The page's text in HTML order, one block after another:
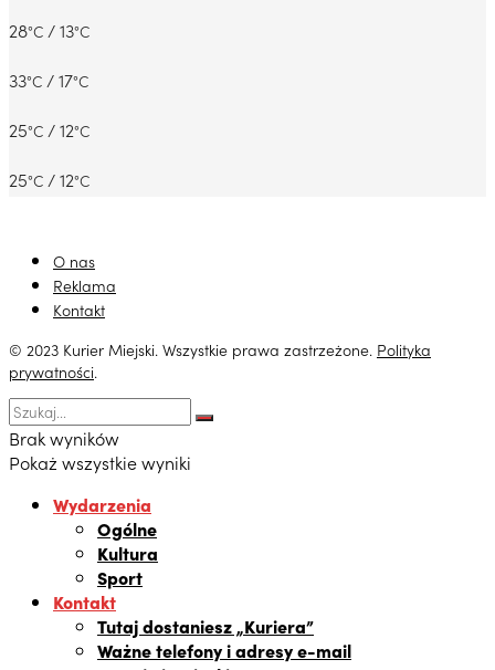
28°C / 13°C
33°C / 17°C
25°C / 12°C
25°C / 12°C
O nas
Reklama
Kontakt
© 2023 Kurier Miejski. Wszystkie prawa zastrzeżone. Polityka
prywatności.
Brak wyników
Pokaż wszystkie wyniki
Wydarzenia
Ogólne
Kultura
Sport
Kontakt
Tutaj dostaniesz „Kuriera”
Ważne telefony i adresy e-mail